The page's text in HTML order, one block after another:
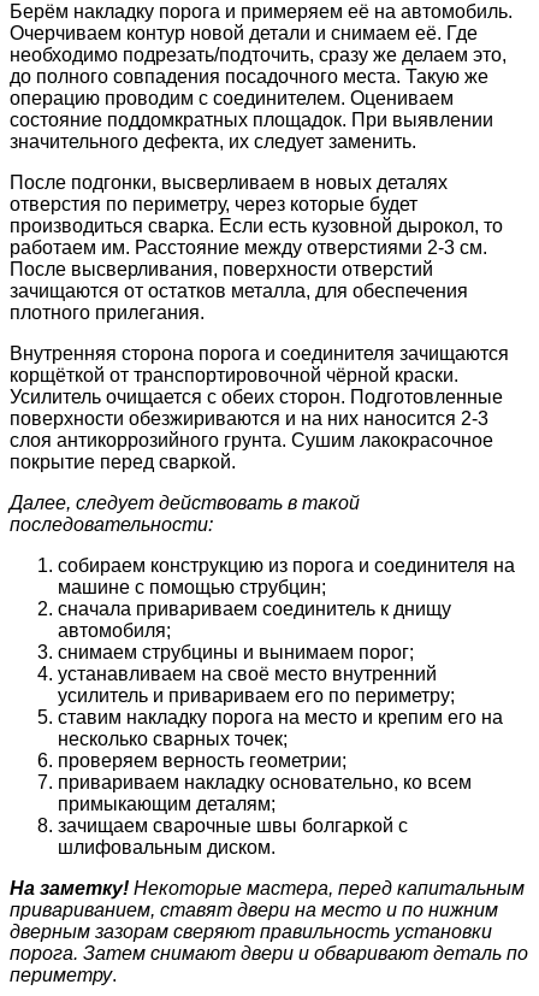
Берём накладку порога и примеряем её на автомобиль.
Очерчиваем контур новой детали и снимаем её. Где
необходимо подрезать/подточить, сразу же делаем это,
до полного совпадения посадочного места. Такую же
операцию проводим с соединителем. Оцениваем
состояние поддомкратных площадок. При выявлении
значительного дефекта, их следует заменить.
После подгонки, высверливаем в новых деталях
отверстия по периметру, через которые будет
производиться сварка. Если есть кузовной дырокол, то
работаем им. Расстояние между отверстиями 2-3 см.
После высверливания, поверхности отверстий
зачищаются от остатков металла, для обеспечения
плотного прилегания.
Внутренняя сторона порога и соединителя зачищаются
корщёткой от транспортировочной чёрной краски.
Усилитель очищается с обеих сторон. Подготовленные
поверхности обезжириваются и на них наносится 2-3
слоя антикоррозийного грунта. Сушим лакокрасочное
покрытие перед сваркой.
Далее, следует действовать в такой
последовательности:
собираем конструкцию из порога и соединителя на
машине с помощью струбцин;
сначала привариваем соединитель к днищу
автомобиля;
снимаем струбцины и вынимаем порог;
устанавливаем на своё место внутренний
усилитель и привариваем его по периметру;
ставим накладку порога на место и крепим его на
несколько сварных точек;
проверяем верность геометрии;
привариваем накладку основательно, ко всем
примыкающим деталям;
зачищаем сварочные швы болгаркой с
шлифовальным диском.
На заметку! Некоторые мастера, перед капитальным
привариванием, ставят двери на место и по нижним
дверным зазорам сверяют правильность установки
порога. Затем снимают двери и обваривают деталь по
периметру.